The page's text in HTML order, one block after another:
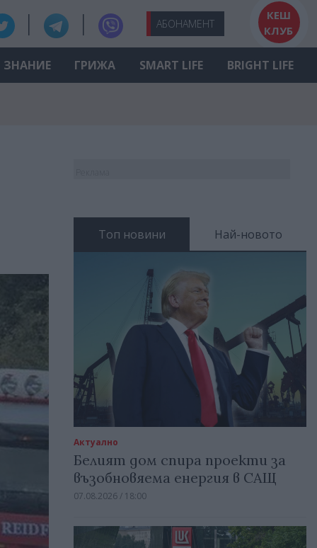
АБОНАМЕНТ
КЕШ
КЛУБ
ЗНАНИЕ ГРИЖА SMART LIFE BRIGHT LIFE
Топ новини Най-новото
Актуално
Белият дом спира проекти за
възобновяема енергия в САЩ
07.08.2026 / 18:00